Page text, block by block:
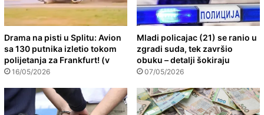
Drama na pisti u Splitu: Avion
sa 130 putnika izletio tokom
polijetanja za Frankfurt! (v
16/05/2026
Mladi policajac (21) se ranio u
zgradi suda, tek završio
obuku – detalji šokiraju
07/05/2026